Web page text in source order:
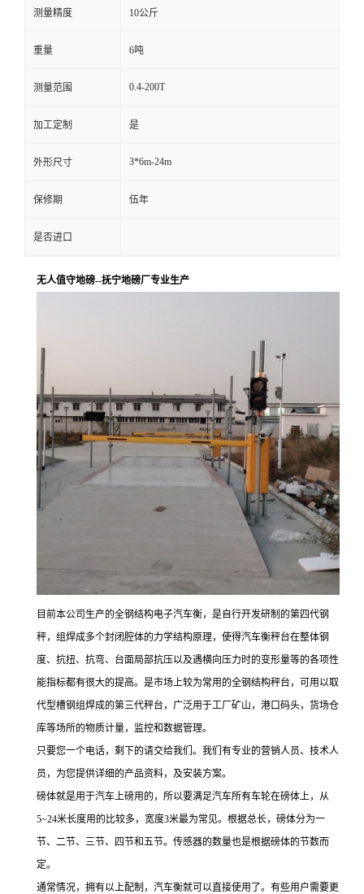
测量精度 10公斤
重量 6吨
测量范围 0.4-200T
加工定制 是
外形尺寸 3*6m-24m
保修期 伍年
是否进口
无人值守地磅--抚宁地磅厂专业生产
目前本公司生产的全钢结构电子汽车衡，是自行开发研制的第四代钢
秤，组焊成多个封闭腔体的力学结构原理，使得汽车衡秤台在整体钢
度、抗扭、抗弯、台面局部抗压以及遇横向压力时的变形量等的各项性
能指标都有很大的提高。是市场上较为常用的全钢结构秤台，可用以取
代型槽钢组焊成的第三代秤台，广泛用于工厂矿山，港口码头，货场仓
库等场所的物质计量，监控和数据管理。
只要您一个电话，剩下的请交给我们。我们有专业的营销人员、技术人
员，为您提供详细的产品资料，及安装方案。
磅体就是用于汽车上磅用的，所以要满足汽车所有车轮在磅体上，从
5~24米长度用的比较多，宽度3米最为常见。根据总长，磅体分为一
节、二节、三节、四节和五节。传感器的数量也是根据磅体的节数而
定。
通常情况，拥有以上配制，汽车衡就可以直接使用了。有些用户需要更